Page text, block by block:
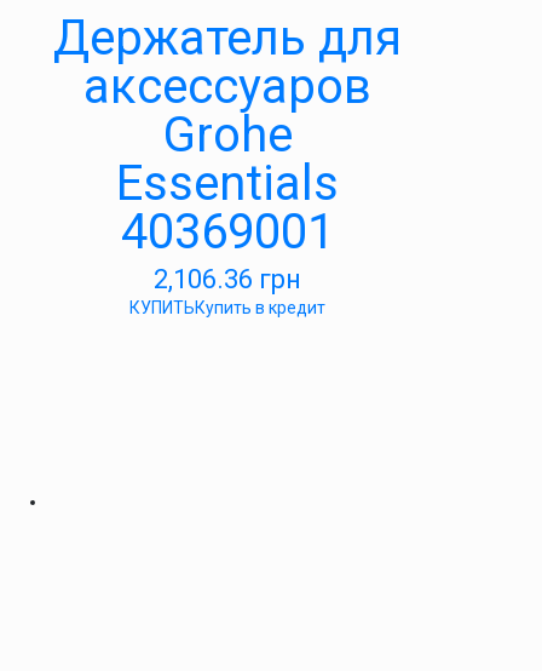
Держатель для
аксессуаров
Grohe
Essentials
40369001
2,106.36 грн
КУПИТЬКупить в кредит